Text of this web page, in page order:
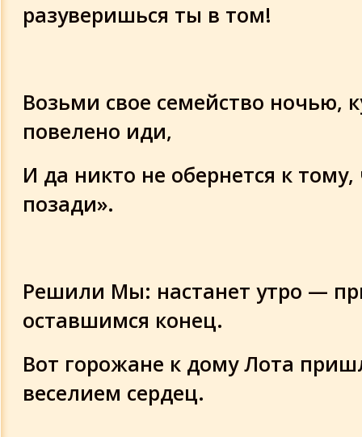
разуверишься ты в том!
Возьми свое семейство ночью,
повелено иди,
И да никто не обернется к тому,
позади».
Решили Мы: настанет утро —
оставшимся конец.
Вот горожане к дому Лота
веселием сердец.